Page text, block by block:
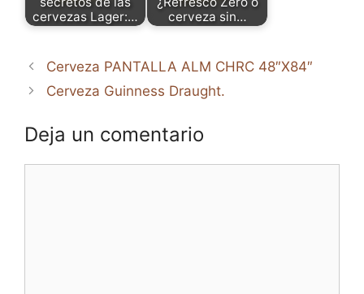
cervezas Lager:…
cerveza sin…
Cerveza PANTALLA ALM CHRC 48″X84″
Cerveza Guinness Draught.
Deja un comentario